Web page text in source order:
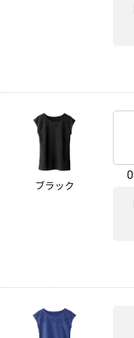
ブラック